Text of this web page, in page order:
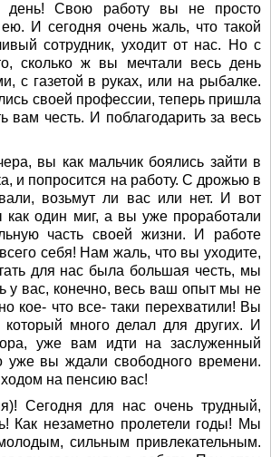
день! Свою работу вы не просто
И сегодня очень жаль, что такой
сотрудник, уходит от нас. Но с
сколько ж вы мечтали весь день
с газетой в руках, или на рыбалке.
своей профессии, теперь пришла
вам честь. И поблагодарить за весь
вы как мальчик боялись зайти в
и попросится на работу. С дрожью в
возьмут ли вас или нет. И вот
как один миг, а вы уже проработали
часть своей жизни. И работе
себя! Нам жаль, что вы уходите,
для нас была большая честь, мы
у вас, конечно, весь ваш опыт мы не
кое- что все- таки перехватили! Вы
который много делал для других. И
уже вам идти на заслуженный
уже вы ждали свободного времени.
на пенсию вас!
Сегодня для нас очень трудный,
Как незаметно пролетели годы! Мы
сильным привлекательным.